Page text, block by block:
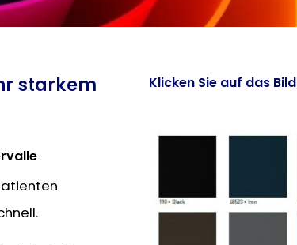
starkem
Klicken Sie auf das